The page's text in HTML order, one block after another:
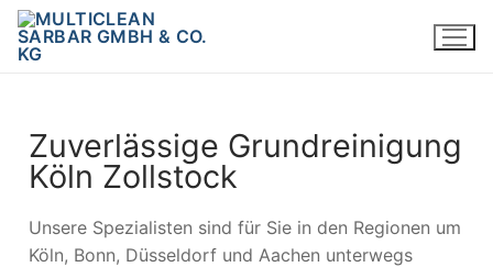
Zuverlässige Grundreinigung
Köln Zollstock
Unsere Spezialisten sind für Sie in den Regionen um
Köln, Bonn, Düsseldorf und Aachen unterwegs